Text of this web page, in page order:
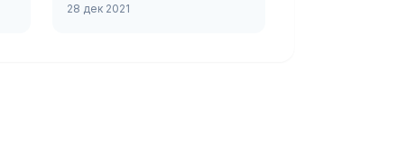
28 дек 2021